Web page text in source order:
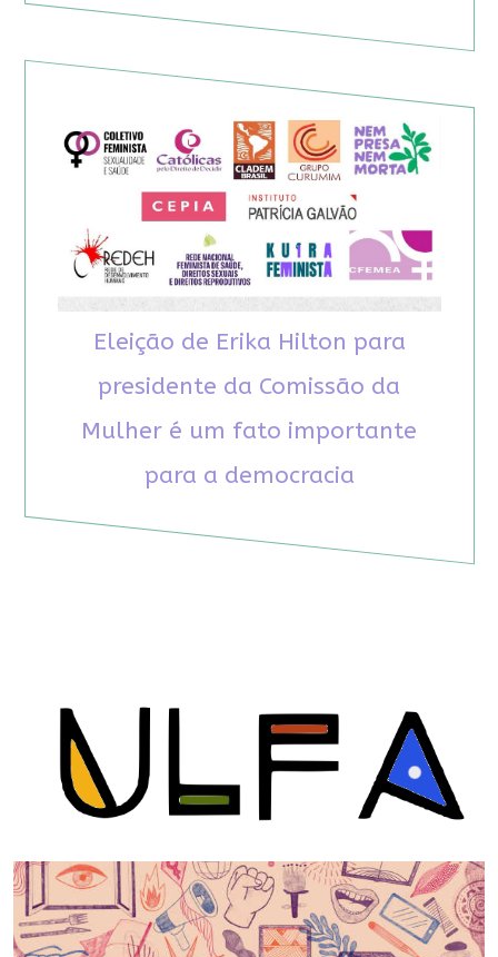
Eleição de Erika Hilton para
presidente da Comissão da
Mulher é um fato importante
para a democracia